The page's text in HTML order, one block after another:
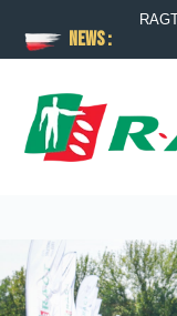
News :